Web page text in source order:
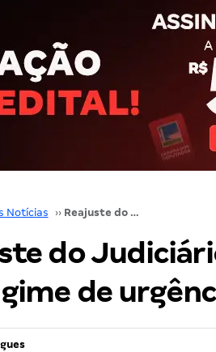
Notícias ›› Reajuste do Judiciário Federal é aprovado em regime de urgência pela Câmara!
do
de